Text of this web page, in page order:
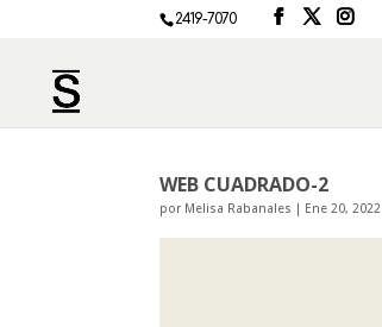
2419-7070
WEB CUADRADO-2
por Melisa Rabanales | Ene 20, 2022